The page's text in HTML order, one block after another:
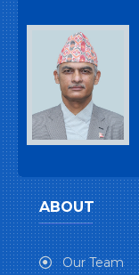
ABOUT
Our Team